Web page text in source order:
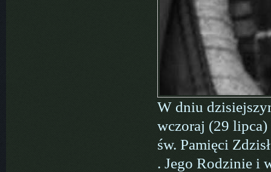
W dniu
wczoraj (29
św. Pamięci
. Jego Rodzinie i